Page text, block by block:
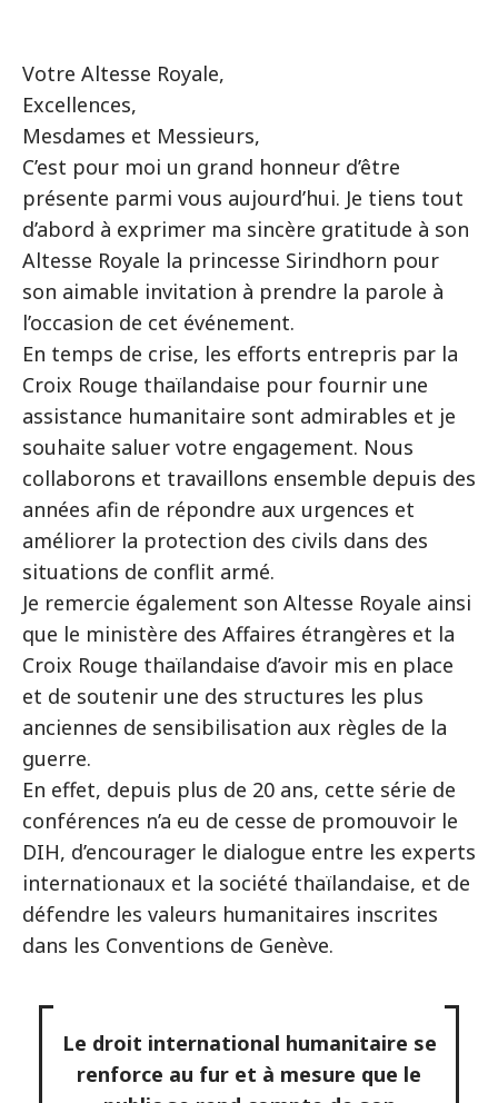
Votre Altesse Royale,
Excellences,
Mesdames et Messieurs,
C’est pour moi un grand honneur d’être
présente parmi vous aujourd’hui. Je tiens tout
d’abord à exprimer ma sincère gratitude à son
Altesse Royale la princesse Sirindhorn pour
son aimable invitation à prendre la parole à
l’occasion de cet événement.
En temps de crise, les efforts entrepris par la
Croix Rouge thaïlandaise pour fournir une
assistance humanitaire sont admirables et je
souhaite saluer votre engagement. Nous
collaborons et travaillons ensemble depuis des
années afin de répondre aux urgences et
améliorer la protection des civils dans des
situations de conflit armé.
Je remercie également son Altesse Royale ainsi
que le ministère des Affaires étrangères et la
Croix Rouge thaïlandaise d’avoir mis en place
et de soutenir une des structures les plus
anciennes de sensibilisation aux règles de la
guerre.
En effet, depuis plus de 20 ans, cette série de
conférences n’a eu de cesse de promouvoir le
DIH, d’encourager le dialogue entre les experts
internationaux et la société thaïlandaise, et de
défendre les valeurs humanitaires inscrites
dans les Conventions de Genève.
Le droit international humanitaire se
renforce au fur et à mesure que le